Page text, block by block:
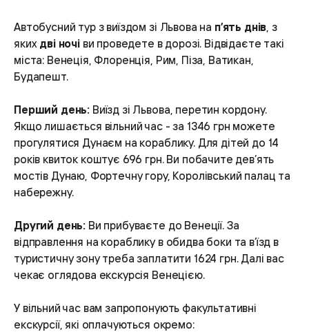
Автобусний тур з виїздом зі Львова на п’ять днів , з
якихдві ночіви проведете в дорозі. Відвідаєте такі
міста: Венеція, Флоренція, Рим, Піза, Ватикан,
Будапешт.
Перший день: Виїзд зі Львова, перетин кордону.
Якщо лишається вільний час - за 1346 грн можете
прогулятися Дунаєм на кораблику. Для дітей до 14
років квиток коштує 696 грн. Ви побачите дев’ять
мостів Дунаю, Фортечну гору, Королівський палац та
набережну.
Другий день: Ви прибуваєте до Венеції. За
відправлення на кораблику в обидва боки та в’їзд в
туристичну зону треба заплатити 1624 грн. Далі вас
чекає оглядова екскурсія Венецією.
У вільний час вам запропонують факультативні
екскурсії, які оплачуються окремо: